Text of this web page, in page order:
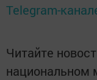
Telegram-
Читайте
национальном